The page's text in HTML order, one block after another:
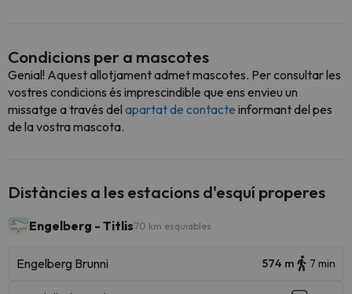
Condicions per a mascotes
Genial! Aquest allotjament admet mascotes. Per consultar les
vostres condicions és imprescindible que ens envieu un
missatge a través del apartat de contacte informant del pes
de la vostra mascota.
Distàncies a les estacions d'esquí properes
Engelberg - Titlis70 km esquiables
Engelberg Brunni 574 m 7 min